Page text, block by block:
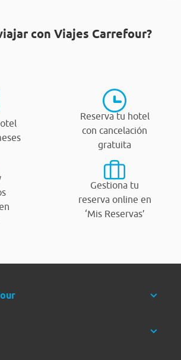
con Viajes Carrefour?
Reserva tu hotel
con cancelación
gratuita
Gestiona tu
reserva online en
‘Mis Reservas’